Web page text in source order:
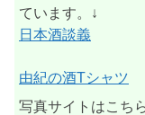
ています。↓
日本酒談義
由紀の酒Tシャツ
写真サイトはこち